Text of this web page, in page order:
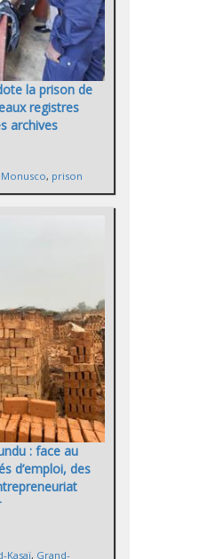
la prison de
registres
archives
Monusco, prison
: face au
d’emploi, des
Kasaï, Grand-